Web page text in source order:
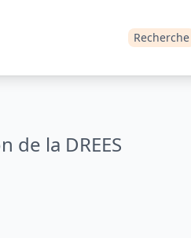
Recherche
de la DREES